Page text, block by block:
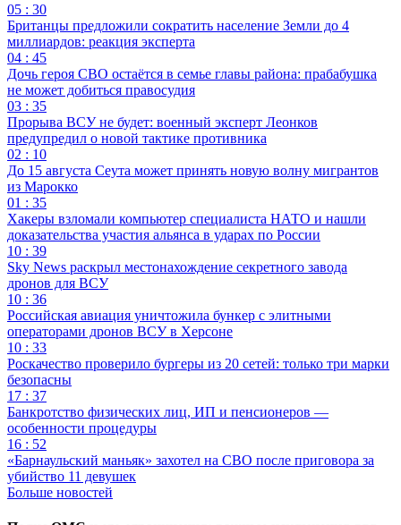
05 : 30
Британцы предложили сократить население Земли до 4
миллиардов: реакция эксперта
04 : 45
Дочь героя СВО остаётся в семье главы района: прабабушка
не может добиться правосудия
03 : 35
Прорыва ВСУ не будет: военный эксперт Леонков
предупредил о новой тактике противника
02 : 10
До 15 августа Сеута может принять новую волну мигрантов
из Марокко
01 : 35
Хакеры взломали компьютер специалиста НАТО и нашли
доказательства участия альянса в ударах по России
10 : 39
Sky News раскрыл местонахождение секретного завода
дронов для ВСУ
10 : 36
Российская авиация уничтожила бункер с элитными
операторами дронов ВСУ в Херсоне
10 : 33
Роскачество проверило бургеры из 20 сетей: только три марки
безопасны
17 : 37
Банкротство физических лиц, ИП и пенсионеров —
особенности процедуры
16 : 52
«Барнаульский маньяк» захотел на СВО после приговора за
убийство 11 девушек
Больше новостей